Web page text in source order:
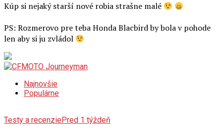
Kúp si nejaký starší nové robia strašne malé
PS: Rozmerovo pre teba Honda Blacbird by bola v pohode
len aby si ju zvládol
Najnovšie
Populárne
Testy a recenziePred 1 týždeň